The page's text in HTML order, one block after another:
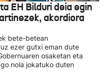
EH Bilduri deia egin
akordiora
bete-betean
ezer gutxi eman dute
osaketan eta
nola jokatuko duten